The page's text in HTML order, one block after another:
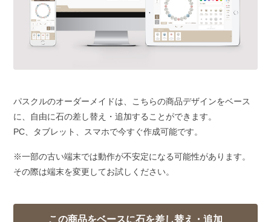
パスクルのオーダーメイドは、こちらの商品デザインをベース
に、自由に石の差し替え・追加することができます。
PC、タブレット、スマホで今すぐ作成可能です。
※一部の古い端末では動作が不安定になる可能性があります。
その際は端末を変更してお試しください。